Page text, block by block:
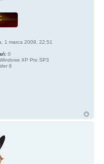
1 marca 2009, 22:51
0
Windows XP Pro SP3
6